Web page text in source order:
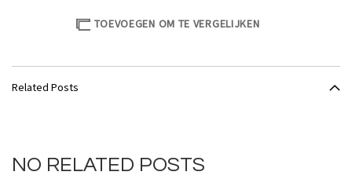
TOEVOEGEN OM TE VERGELIJKEN
Related Posts
NO RELATED POSTS